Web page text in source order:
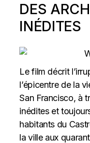
DES
INÉDITES
Le film décrit
l’épicentre de la
San Francisco, à
inédites et
habitants du
la ville aux